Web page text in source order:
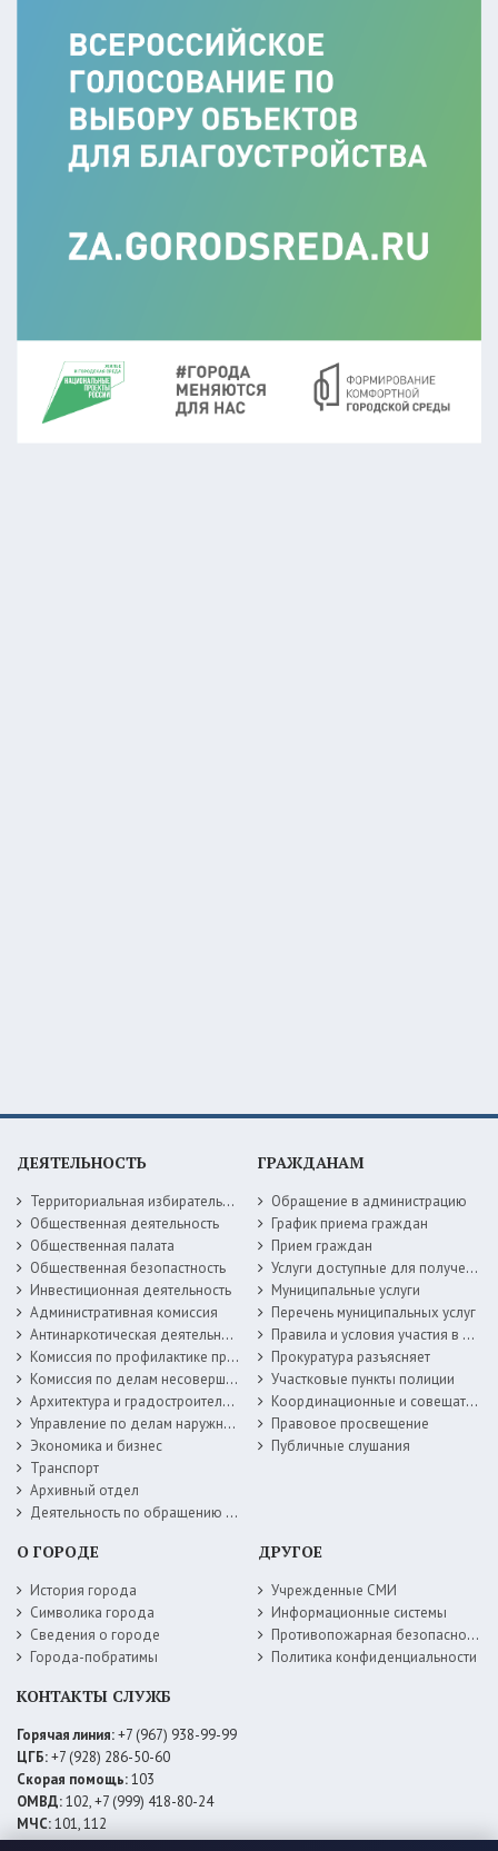
ДЕЯТЕЛЬНОСТЬ
Территориальная избирательная комиссия
Общественная деятельность
Общественная палата
Общественная безопастность
Инвестиционная деятельность
Административная комиссия
Антинаркотическая деятельность
Комиссия по профилактике правонарушений
Комиссия по делам несовершеннолетних
Архитектура и градостроительство
Управление по делам наружной рекламы
Экономика и бизнес
Транспорт
Архивный отдел
Деятельность по обращению с животными без владельцев
ГРАЖДАНАМ
Обращение в администрацию
График приема граждан
Прием граждан
Услуги доступные для получения в электронной форме
Муниципальные услуги
Перечень муниципальных услуг
Правила и условия участия в жилищных программах
Прокуратура разъясняет
Участковые пункты полиции
Координационные и совещательные органы
Правовое просвещение
Публичные слушания
О ГОРОДЕ
История города
Символика города
Сведения о городе
Города-побратимы
ДРУГОЕ
Учрежденные СМИ
Информационные системы
Противопожарная безопасность
Политика конфиденциальности
КОНТАКТЫ СЛУЖБ
Горячая линия:+7 (967) 938-99-99
ЦГБ:+7 (928) 286-50-60
Скорая помощь:103
ОМВД:102, +7 (999) 418-80-24
МЧС:101, 112
ЕДДС:+7 (928) 576-09-83